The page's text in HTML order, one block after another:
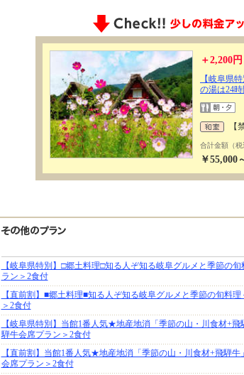
＋2,200円
【岐阜県
の湯は24
【
合計金額（税
￥55,000
【岐阜県特別】□郷土料理□知る人ぞ知る岐阜グルメと季節の
ラン＞2食付
【直前割】■郷土料理■知る人ぞ知る岐阜グルメと季節の旬料
＞2食付
【岐阜県特別】当館1番人気★地産地消「季節の山・川食材+飛
騨牛会席プラン＞2食付
【直前割】当館1番人気★地産地消「季節の山・川食材+飛騨牛
会席プラン＞2食付